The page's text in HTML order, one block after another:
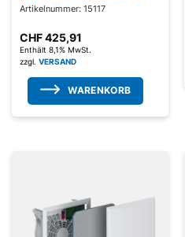
Artikelnummer: 15117
CHF425,91
Enthält 8,1% MwSt.
zzgl. VERSAND
WARENKORB